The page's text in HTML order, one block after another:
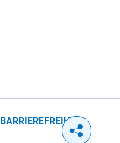
BARRIEREFREIHEIT